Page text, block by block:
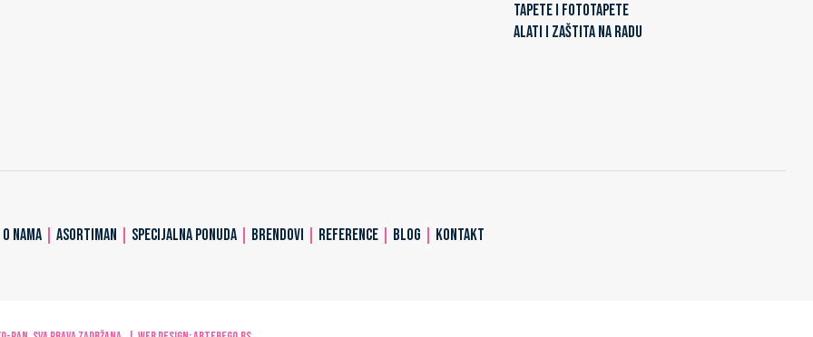
TAPETE I FOTOTAPETE
ALATI I ZAŠTITA NA RADU
O NAMA ASORTIMAN SPECIJALNA PONUDA BRENDOVI REFERENCE BLOG KONTAKT